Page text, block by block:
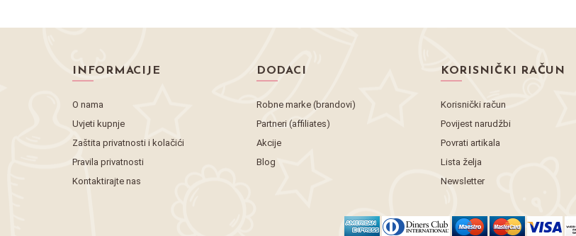
INFORMACIJE
O nama
Uvjeti kupnje
Zaštita privatnosti i kolačići
Pravila privatnosti
Kontaktirajte nas
DODACI
Robne marke (brandovi)
Partneri (affiliates)
Akcije
Blog
KORISNIČKI RAČUN
Korisnički račun
Povijest narudžbi
Povrati artikala
Lista želja
Newsletter